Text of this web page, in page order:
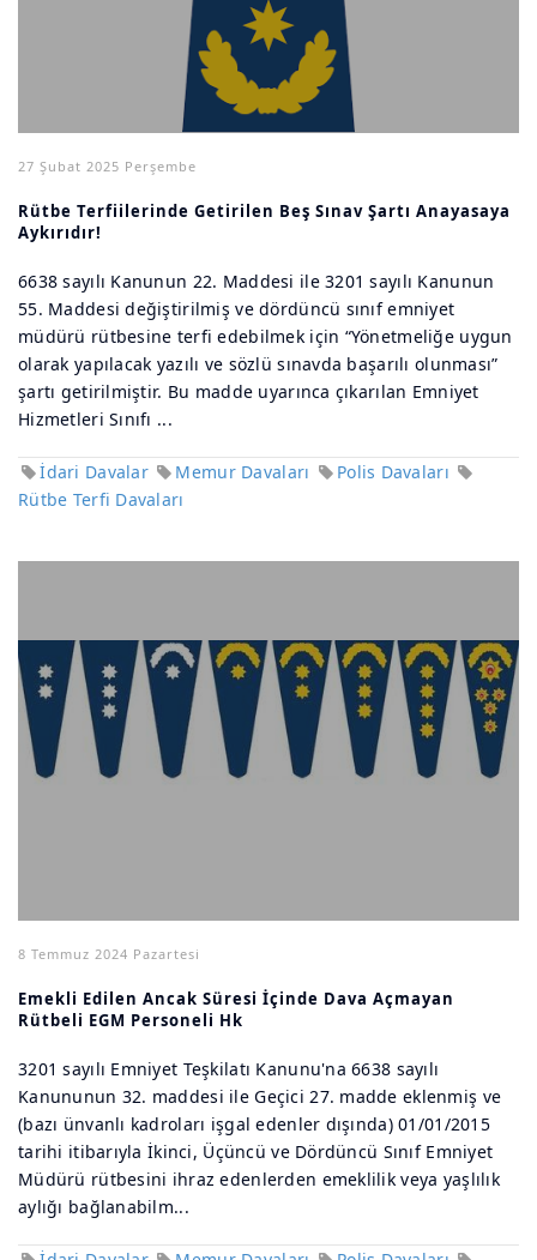
27 Şubat 2025 Perşembe
Rütbe Terfiilerinde Getirilen Beş Sınav Şartı Anayasaya
Aykırıdır!
6638 sayılı Kanunun 22. Maddesi ile 3201 sayılı Kanunun
55. Maddesi değiştirilmiş ve dördüncü sınıf emniyet
müdürü rütbesine terfi edebilmek için “Yönetmeliğe uygun
olarak yapılacak yazılı ve sözlü sınavda başarılı olunması”
şartı getirilmiştir. Bu madde uyarınca çıkarılan Emniyet
Hizmetleri Sınıfı ...
İdari Davalar Memur Davaları
Polis Davaları
Rütbe Terfi Davaları
8 Temmuz 2024 Pazartesi
Emekli Edilen Ancak Süresi İçinde Dava Açmayan
Rütbeli EGM Personeli Hk
3201 sayılı Emniyet Teşkilatı Kanunu'na 6638 sayılı
Kanununun 32. maddesi ile Geçici 27. madde eklenmiş ve
(bazı ünvanlı kadroları işgal edenler dışında) 01/01/2015
tarihi itibarıyla İkinci, Üçüncü ve Dördüncü Sınıf Emniyet
Müdürü rütbesini ihraz edenlerden emeklilik veya yaşlılık
aylığı bağlanabilm...